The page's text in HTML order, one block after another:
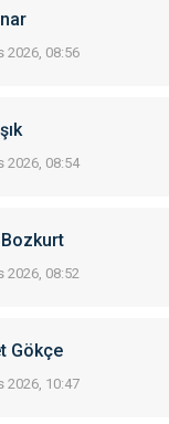
2026, 08:56
2026, 08:54
2026, 08:52
Gökçe
2026, 10:47